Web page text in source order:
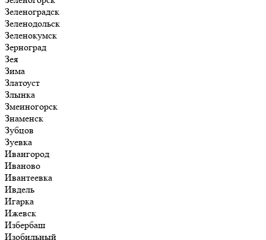
Зеленоградск
Зеленодольск
Зеленокумск
Зерноград
Зея
Зима
Златоуст
Злынка
Змеиногорск
Знаменск
Зубцов
Зуевка
Ивангород
Иваново
Ивантеевка
Ивдель
Игарка
Ижевск
Избербаш
Изобильный